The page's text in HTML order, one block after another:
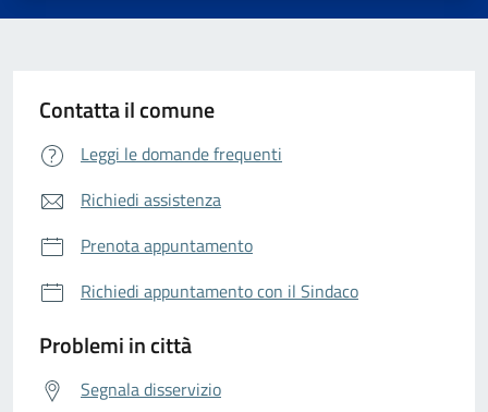
Contatta il comune
Leggi le domande frequenti
Richiedi assistenza
Prenota appuntamento
Richiedi appuntamento con il Sindaco
Problemi in città
Segnala disservizio